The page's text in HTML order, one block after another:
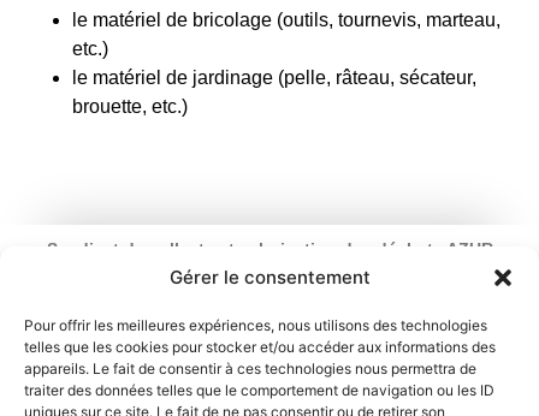
Gérer le consentement
Pour offrir les meilleures expériences, nous utilisons des technologies
telles que les cookies pour stocker et/ou accéder aux informations des
appareils. Le fait de consentir à ces technologies nous permettra de
traiter des données telles que le comportement de navigation ou les ID
uniques sur ce site. Le fait de ne pas consentir ou de retirer son
le matériel de bricolage (outils, tournevis, marteau,
etc.)
le matériel de jardinage (pelle, râteau, sécateur,
brouette, etc.)
Syndicat de collecte et valorisation des déchets AZUR
Ouverture : du lundi au vendredi
2 rue du Chemin Vert – 95100 Argenteuil
01 34 11 70 31
Mentions légales Politique de cookies